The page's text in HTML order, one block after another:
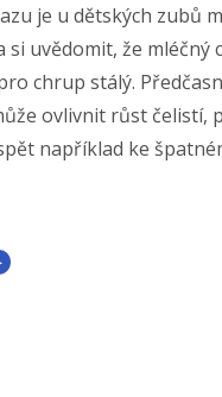
je u dětských zubů
si uvědomit, že mléčný
chrup stálý.
ovlivnit růst čelistí,
například ke